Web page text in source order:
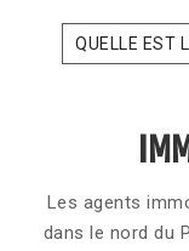
QUELLE EST
Les agents
dans le nord du